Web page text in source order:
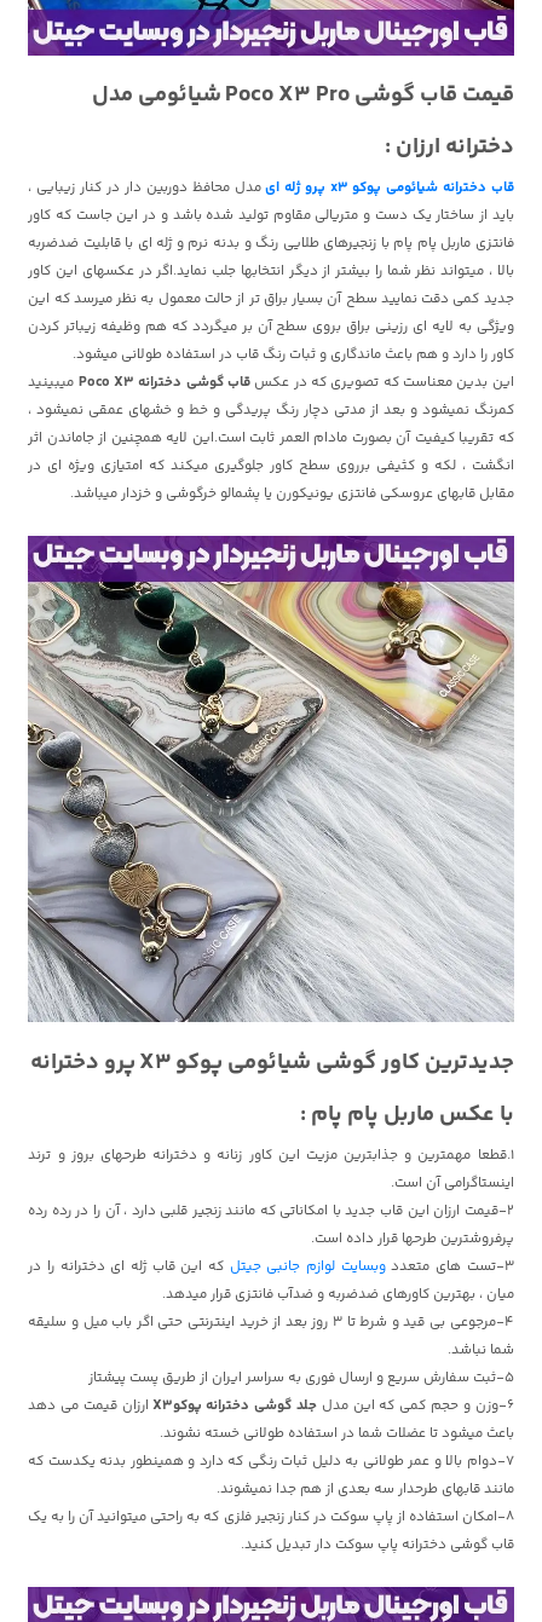
قیمت قاب گوشی Poco X3 Pro شیائومی مدل
دخترانه ارزان :
قاب دخترانه شیائومی پوکو x3 پرو ژله ای
مدل محافظ دوربین دار در کنار زیبایی ،
باید از ساختار یک دست و متریالی مقاوم تولید شده باشد و در این جاست که کاور
فانتزی ماربل پام پام با زنجیرهای طلایی رنگ و بدنه نرم و ژله ای با قابلیت ضدضربه
بالا ، میتواند نظر شما را بیشتر از دیگر انتخابها جلب نماید.اگر در عکسهای این کاور
جدید کمی دقت نمایید سطح آن بسیار براق تر از حالت معمول به نظر میرسد که این
ویژگی به لایه ای رزینی براق بروی سطح آن بر میگردد که هم وظیفه زیباتر کردن
کاور را دارد و هم باعث ماندگاری و ثبات رنگ قاب در استفاده طولانی میشود.
این بدین معناست که تصویری که در عکس قاب گوشی دخترانه Poco X3
میبینید
کمرنگ نمیشود و بعد از مدتی دچار رنگ پریدگی و خط و خشهای عمقی نمیشود ،
که تقریبا کیفیت آن بصورت مادام العمر ثابت است.این لایه همچنین از جاماندن اثر
انگشت ، لکه و کثیفی برروی سطح کاور جلوگیری میکند که امتیازی ویژه ای در
مقابل قابهای عروسکی فانتزی یونیکورن یا پشمالو خرگوشی و خزدار میباشد.
جدیدترین کاور گوشی شیائومی پوکو X3 پرو دخترانه
با عکس ماربل پام پام :
1.قطعا مهمترین و جذابترین مزیت این کاور زنانه و دخترانه طرحهای بروز و ترند
اینستاگرامی آن است.
2-قیمت ارزان این قاب جدید با امکاناتی که مانند زنجیر قلبی دارد ، آن را در رده رده
پرفروشترین طرحها قرار داده است.
3-تست های متعدد
وبسایت لوازم جانبی جیتل که این قاب ژله ای دخترانه را در
میان ، بهترین کاورهای ضدضربه و ضدآب فانتزی قرار میدهد.
4-مرجوعی بی قید و شرط تا 3 روز بعد از خرید اینترنتی حتی اگر باب میل و سلیقه
شما نباشد.
5-ثبت سفارش سریع و ارسال فوری به سراسر ایران از طریق پست پیشتاز
6-وزن و حجم کمی که این مدل
جلد گوشی دخترانه پوکوX3
ارزان قیمت می دهد
باعث میشود تا عضلات شما در استفاده طولانی خسته نشوند.
7-دوام بالا و عمر طولانی به دلیل ثبات رنگی که دارد و همینطور بدنه یکدست که
مانند قابهای طرحدار سه بعدی از هم جدا نمیشوند.
8-امکان استفاده از پاپ سوکت در کنار زنجیر فلزی که به راحتی میتوانید آن را به یک
قاب گوشی دخترانه پاپ سوکت دار تبدیل کنید.